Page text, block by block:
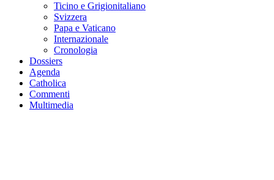
Ticino e Grigionitaliano
Svizzera
Papa e Vaticano
Internazionale
Cronologia
Dossiers
Agenda
Catholica
Commenti
Multimedia